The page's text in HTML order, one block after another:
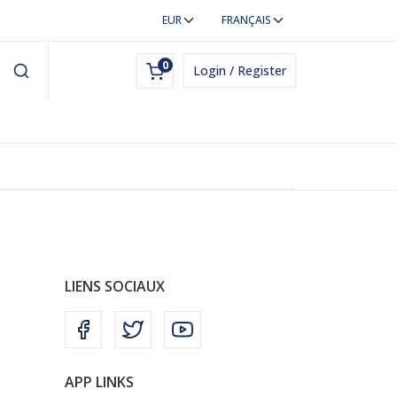
0 Login / Register
LIENS SOCIAUX
APP LINKS